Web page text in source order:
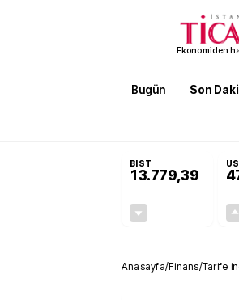
Ekonomiden
Bugün Son
BIST
13.779,39
Anasayfa/Finans/Tarife